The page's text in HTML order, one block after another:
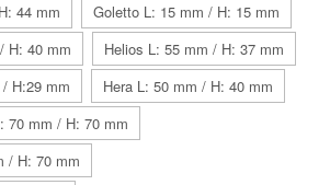
44 mm
Goletto L: 15 mm / H: 15 mm
H: 40 mm
Helios L: 55 mm / H: 37 mm
H:29 mm
Hera L: 50 mm / H: 40 mm
70 mm / H: 70 mm
/ H: 70 mm